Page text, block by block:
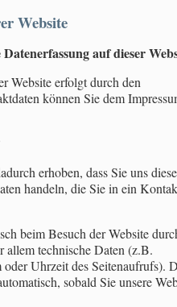
Website
auf dieser
Website erfolgt durch den
können Sie dem
erhoben, dass Sie uns
handeln, die Sie in ein
beim Besuch der Website
allem technische Daten (z.B.
oder Uhrzeit des Seitenaufrufs).
sobald Sie unsere